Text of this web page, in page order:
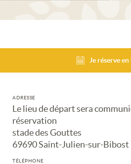
Je réserve
ADRESSE
Le lieu de départ sera
réservation
stade des Gouttes
69690 Saint-Julien-sur-Bibost
TÉLÉPHONE